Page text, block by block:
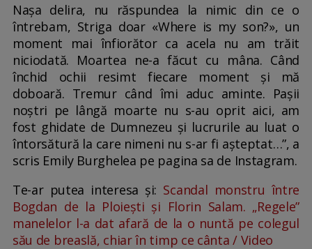
Nașa delira, nu răspundea la nimic din ce o
întrebam, Striga doar «Where is my son?», un
moment mai înfiorător ca acela nu am trăit
niciodată. Moartea ne-a făcut cu mâna. Când
închid ochii resimt fiecare moment și mă
doboară. Tremur când îmi aduc aminte. Pașii
noștri pe lângă moarte nu s-au oprit aici, am
fost ghidate de Dumnezeu și lucrurile au luat o
întorsătură la care nimeni nu s-ar fi așteptat…”, a
scris Emily Burghelea pe pagina sa de Instagram.
Te-ar putea interesa și: Scandal monstru între
Bogdan de la Ploiești și Florin Salam. „Regele”
manelelor l-a dat afară de la o nuntă pe colegul
său de breaslă, chiar în timp ce cânta / Video